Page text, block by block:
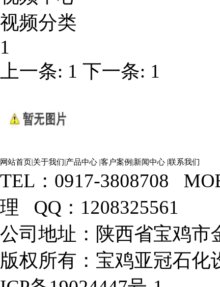
视频分类
1
上一条: 1 下一条: 1
网站首页|关于我们|产品中心 |客户案例 |新闻中心 |联系我们
TEL：0917-3808708
理 QQ：1208325561
公司地址：陕西省宝鸡市
版权所有：宝鸡亚冠石